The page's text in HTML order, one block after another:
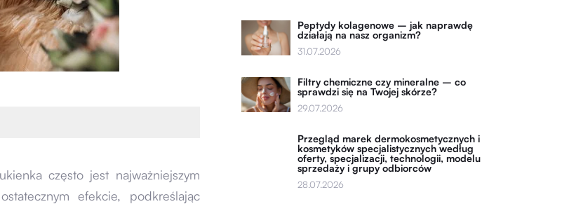
często jest najważniejszym
efekcie, podkreślając
Peptydy kolagenowe – jak naprawdę
działają na nasz organizm?
31.07.2026
Filtry chemiczne czy mineralne – co
sprawdzi się na Twojej skórze?
29.07.2026
Przegląd marek dermokosmetycznych i
kosmetyków specjalistycznych według
oferty, specjalizacji, technologii, modelu
sprzedaży i grupy odbiorców
28.07.2026